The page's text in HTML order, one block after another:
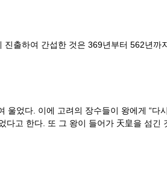
출하여 간섭한 것은 369년부터 562년까
었다. 이에 고려의 장수들이 왕에게 “다
다고 한다. 또 그 왕이 들어가 天皇을 섬긴